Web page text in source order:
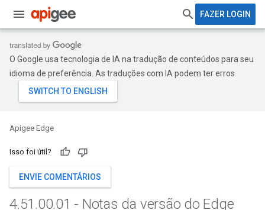
FAZER LOGIN
O Google usa tecnologia de IA na tradução de conteúdos para seu
idioma de preferência. As traduções com IA podem ter erros.
Apigee Edge
Isso foi útil?
ENVIE COMENTÁRIOS
4.51 .00.01 - Notas da versão do Edge